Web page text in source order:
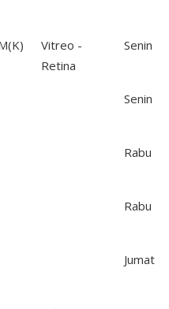
Vitreo -
Retina
Senin
Senin
Rabu
Rabu
Jumat